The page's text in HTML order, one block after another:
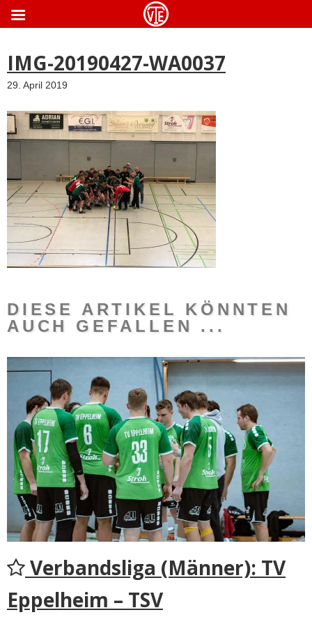
ApothekeGermany.com
IMG-20190427-WA0037
29. April 2019
DIESE ARTIKEL KÖNNTEN
AUCH GEFALLEN ...
Verbandsliga (Männer): TV
Eppelheim – TSV